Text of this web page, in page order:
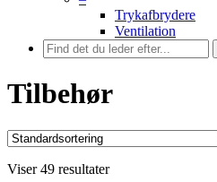
Trykafbrydere
Ventilation
Tilbehør
Viser 49 resultater